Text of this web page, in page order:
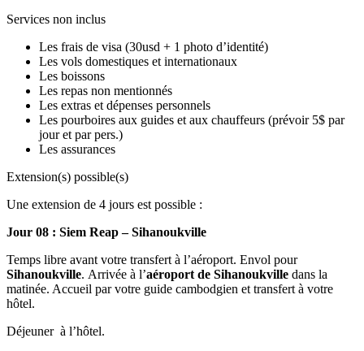
Services non inclus
Les frais de visa (30usd + 1 photo d’identité)
Les vols domestiques et internationaux
Les boissons
Les repas non mentionnés
Les extras et dépenses personnels
Les pourboires aux guides et aux chauffeurs (prévoir 5$ par
jour et par pers.)
Les assurances
Extension(s) possible(s)
Une extension de 4 jours est possible :
Jour 08 : Siem Reap – Sihanoukville
Temps libre avant votre transfert à l’aéroport. Envol pour
Sihanoukville. Arrivée à l’aéroport de Sihanoukville dans la
matinée. Accueil par votre guide cambodgien et transfert à votre
hôtel.
Déjeuner à l’hôtel.